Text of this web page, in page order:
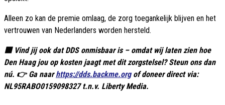
Alleen zo kan de premie omlaag, de zorg toegankelijk blijven en het
vertrouwen van Nederlanders worden hersteld.
🟥 Vind jij ook dat DDS onmisbaar is – omdat wij laten zien hoe
Den Haag jou op kosten jaagt met dit zorgstelsel? Steun ons dan
nú. 👉 Ga naarhttps://dds.backme.orgof doneer direct via:
NL95RABO0159098327 t.n.v. Liberty Media.